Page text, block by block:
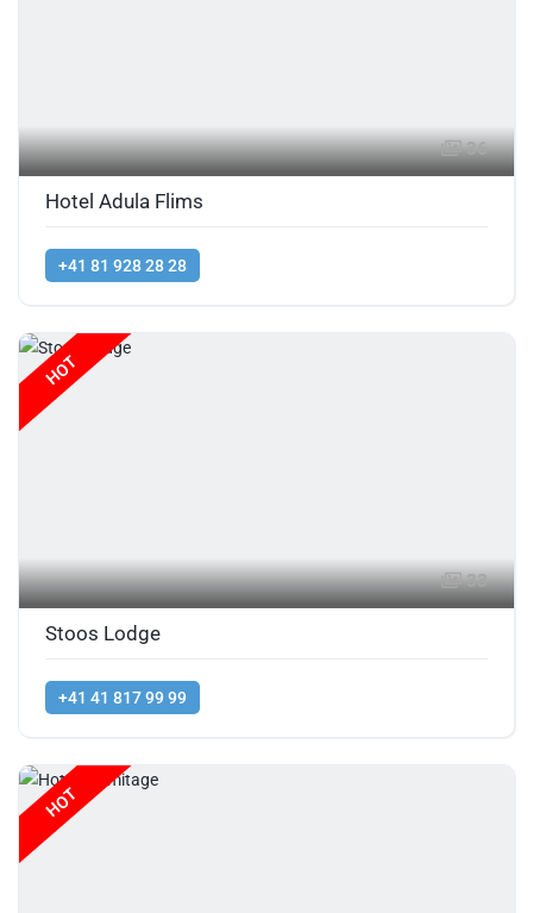
36
Hotel Adula Flims
+41 81 928 28 28
HOT
33
Stoos Lodge
+41 41 817 99 99
HOT